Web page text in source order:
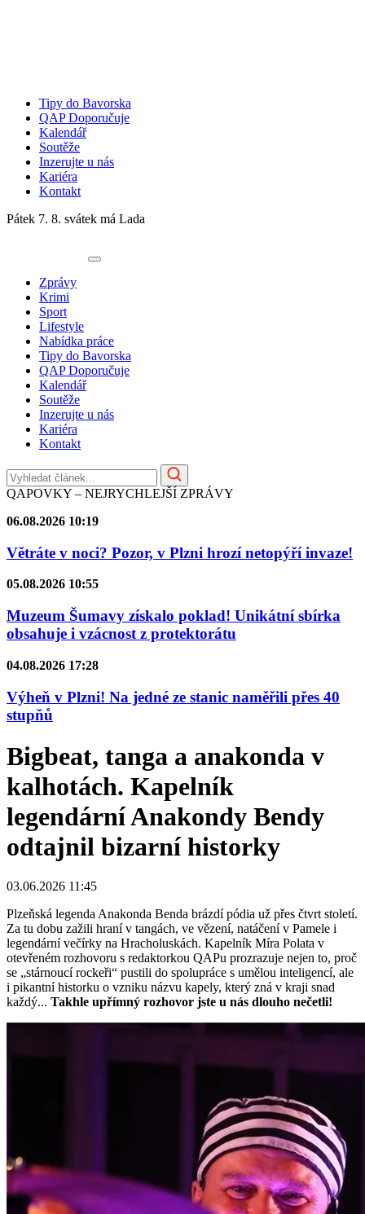
Tipy do Bavorska
QAP Doporučuje
Kalendář
Soutěže
Inzerujte u nás
Kariéra
Kontakt
Pátek 7. 8. svátek má Lada
Zprávy
Krimi
Sport
Lifestyle
Nabídka práce
Tipy do Bavorska
QAP Doporučuje
Kalendář
Soutěže
Inzerujte u nás
Kariéra
Kontakt
QAPOVKY – NEJRYCHLEJŠÍ ZPRÁVY
06.08.2026 10:19
Větráte v noci? Pozor, v Plzni hrozí netopýří invaze!
05.08.2026 10:55
Muzeum Šumavy získalo poklad! Unikátní sbírka
obsahuje i vzácnost z protektorátu
04.08.2026 17:28
Výheň v Plzni! Na jedné ze stanic naměřili přes 40
stupňů
Bigbeat, tanga a anakonda v
kalhotách. Kapelník
legendární Anakondy Bendy
odtajnil bizarní historky
03.06.2026 11:45
Plzeňská legenda Anakonda Benda brázdí pódia už přes čtvrt století.
Za tu dobu zažili hraní v tangách, ve vězení, natáčení v Pamele i
legendární večírky na Hracholuskách. Kapelník Míra Polata v
otevřeném rozhovoru s redaktorkou QAPu prozrazuje nejen to, proč
se „stárnoucí rockeři“ pustili do spolupráce s umělou inteligencí, ale
i pikantní historku o vzniku názvu kapely, který zná v kraji snad
každý... Takhle upřímný rozhovor jste u nás dlouho nečetli!